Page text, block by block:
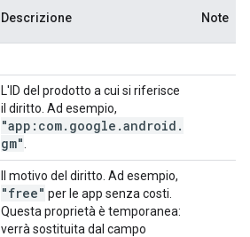
Descrizione Note
L'ID del prodotto a cui si riferisce
il diritto. Ad esempio,
"app:com. google .android .
gm"
Il motivo del diritto. Ad esempio,
"free" per le app senza costi.
Questa proprietà è temporanea:
verrà sostituita dal campo